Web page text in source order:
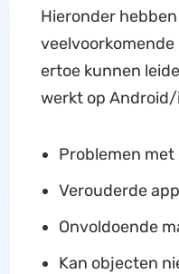
Hieronder
ertoe kunnen
werkt op
Problemen
Verouderde app
Onvoldoende
Kan objecten